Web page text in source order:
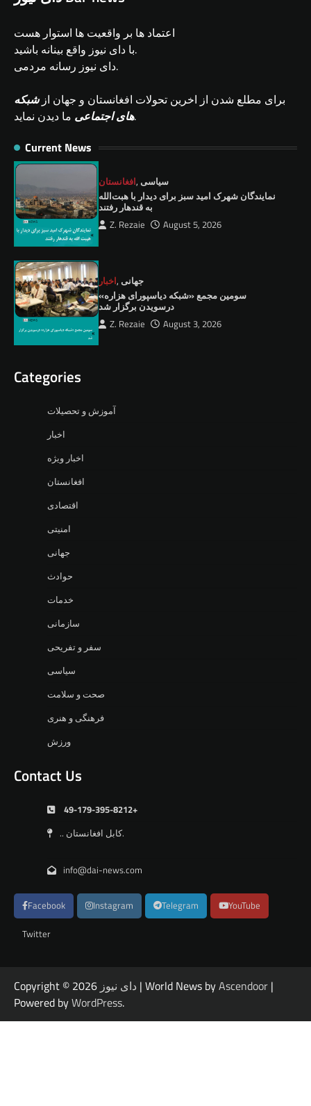
اعتماد ها بر واقعیت ها استوار هست
با دای نیوز واقع بینانه باشید.
دای نیوز رسانه مردمی.
برای مطلع شدن از اخرین تحولات افغانستان و جهان ازشبکه
های اجتماعیما دیدن نماید.
Current News
افغانستان, سیاسی
نمايندگان شهرک امید سبز برای دیدار با هبت‌الله
به قندهار رفتند
Z. Rezaie August 5, 2026
اخبار, جهانی
سومین مجمع «شبکه دیاسپورای هزاره»
درسویدن برگزار شد
Z. Rezaie August 3, 2026
Categories
آموزش و تحصیلات
اخبار
اخبار ویژه
افغانستان
اقتصادی
امنیتی
جهانی
حوادث
خدمات
سازمانی
سفر و تفریحی
سیاسی
صحت و سلامت
فرهنگی و هنری
ورزش
Contact Us
49-179-395-8212+
.. کابل افغانستان.
info@dai-news.com
Facebook Instagram Telegram YouTube
Twitter
Copyright © 2026 دای نیوز | World News byAscendoor |
Powered byWordPress.